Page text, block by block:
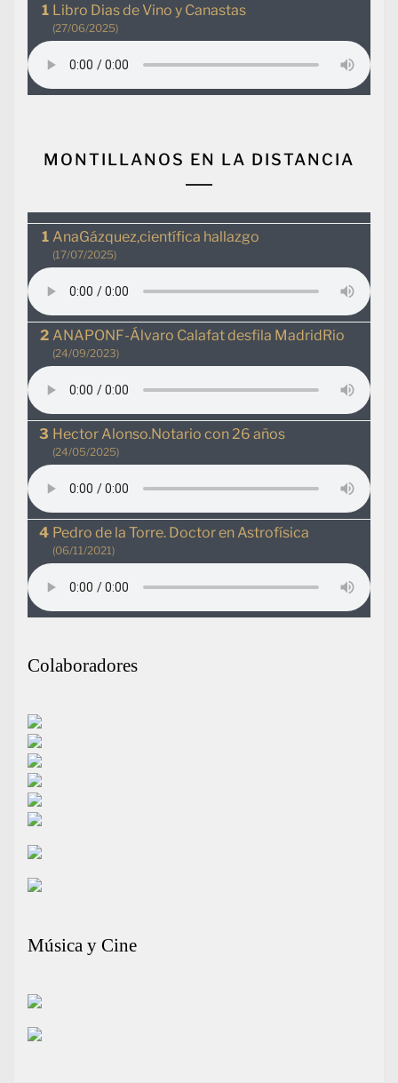
Libro Dias de Vino y Canastas
(27/06/2025)
MONTILLANOS EN LA DISTANCIA
AnaGázquez,científica hallazgo
(17/07/2025)
ANAPONF-Álvaro Calafat desfila MadridRio
(24/09/2023)
Hector Alonso.Notario con 26 años
(24/05/2025)
Pedro de la Torre. Doctor en Astrofísica
(06/11/2021)
Colaboradores
Música y Cine